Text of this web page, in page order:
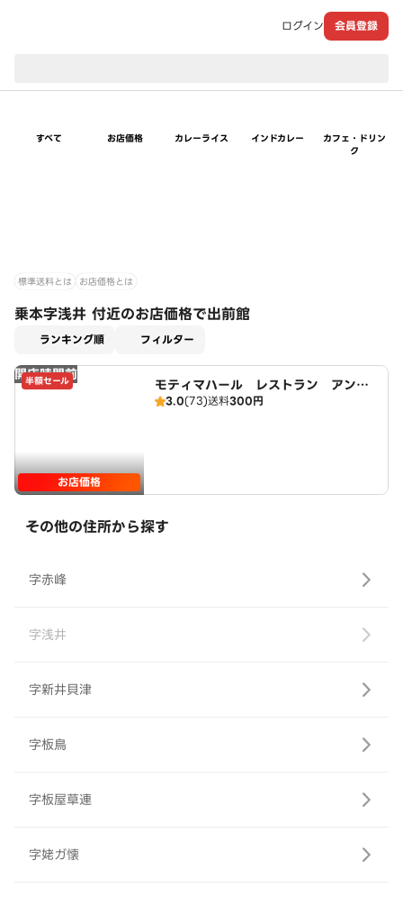
ログイン 会員登録
すべて お店価格 カレーライス インドカレー
カフェ・ドリン
ク
標準送料とは お店価格とは
乗本字浅井 付近のお店価格で出前館
ランキング順 フィルター
開店時間前
半額セール
お店価格
モティマハール レストラン アンド
バー
3.0(73)送料300円
その他の住所から探す
字赤峰
字浅井
字新井貝津
字板鳥
字板屋草連
字姥ガ懐